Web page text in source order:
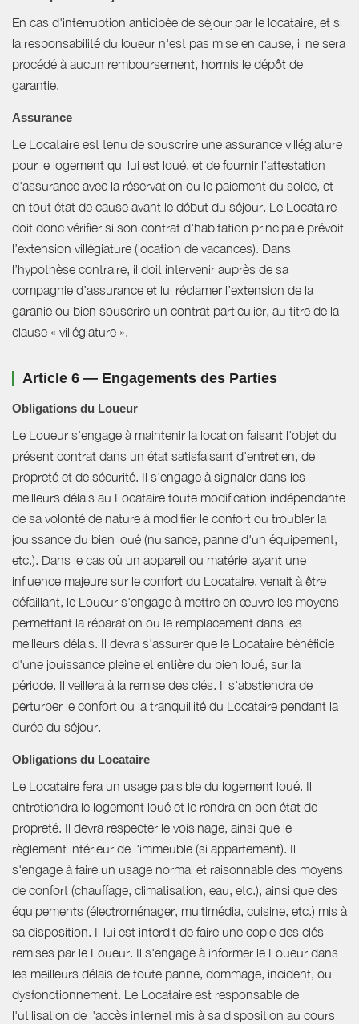
En cas d'interruption anticipée de séjour par le locataire, et si
la responsabilité du loueur n'est pas mise en cause, il ne sera
procédé à aucun remboursement, hormis le dépôt de
garantie.
Assurance
Le Locataire est tenu de souscrire une assurance villégiature
pour le logement qui lui est loué, et de fournir l'attestation
d'assurance avec la réservation ou le paiement du solde, et
en tout état de cause avant le début du séjour. Le Locataire
doit donc vérifier si son contrat d'habitation principale prévoit
l’extension villégiature (location de vacances). Dans
l’hypothèse contraire, il doit intervenir auprès de sa
compagnie d’assurance et lui réclamer l’extension de la
garanie ou bien souscrire un contrat particulier, au titre de la
clause « villégiature ».
Article 6 — Engagements des Parties
Obligations du Loueur
Le Loueur s'engage à maintenir la location faisant l'objet du
présent contrat dans un état satisfaisant d'entretien, de
propreté et de sécurité. Il s'engage à signaler dans les
meilleurs délais au Locataire toute modification indépendante
de sa volonté de nature à modifier le confort ou troubler la
jouissance du bien loué (nuisance, panne d'un équipement,
etc.). Dans le cas où un appareil ou matériel ayant une
influence majeure sur le confort du Locataire, venait à être
défaillant, le Loueur s'engage à mettre en œuvre les moyens
permettant la réparation ou le remplacement dans les
meilleurs délais. Il devra s'assurer que le Locataire bénéficie
d'une jouissance pleine et entière du bien loué, sur la
période. Il veillera à la remise des clés. Il s'abstiendra de
perturber le confort ou la tranquillité du Locataire pendant la
durée du séjour.
Obligations du Locataire
Le Locataire fera un usage paisible du logement loué. Il
entretiendra le logement loué et le rendra en bon état de
propreté. Il devra respecter le voisinage, ainsi que le
règlement intérieur de l'immeuble (si appartement). Il
s'engage à faire un usage normal et raisonnable des moyens
de confort (chauffage, climatisation, eau, etc.), ainsi que des
équipements (électroménager, multimédia, cuisine, etc.) mis à
sa disposition. Il lui est interdit de faire une copie des clés
remises par le Loueur. Il s'engage à informer le Loueur dans
les meilleurs délais de toute panne, dommage, incident, ou
dysfonctionnement. Le Locataire est responsable de
l'utilisation de l'accès internet mis à sa disposition au cours